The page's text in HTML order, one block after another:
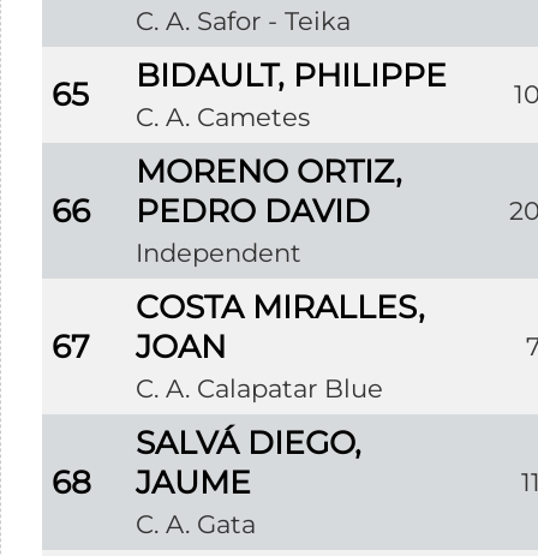
C. A. Safor - Teika
65 BIDAULT, PHILIPPE
C. A. Cametes
66
MORENO ORTIZ,
PEDRO DAVID
Independent
67
COSTA MIRALLES,
JOAN
C. A. Calapatar Blue
68
SALVÁ DIEGO,
JAUME
C. A. Gata